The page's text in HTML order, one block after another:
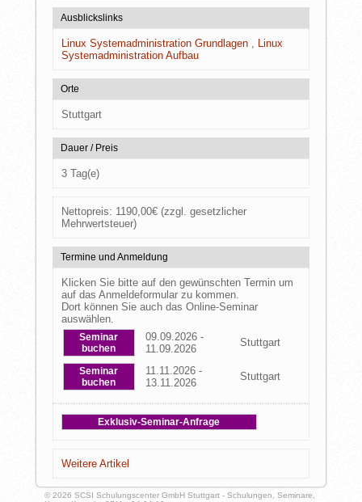
Ausblickslinks
Linux Systemadministration Grundlagen
Linux
Systemadministration Aufbau
Orte
Stuttgart
Dauer / Preis
3 Tag(e)
Nettopreis: 1190,00€(zzgl. gesetzlicher
Mehrwertsteuer)
Termine und Anmeldung
Klicken Sie bitte auf den gewünschten Termin um
auf das Anmeldeformular zu kommen.
Dort können Sie auch das Online-Seminar
auswählen.
Seminar
buchen
09.09.2026 -
11.09.2026
Stuttgart
Seminar
buchen
11.11.2026 -
13.11.2026
Stuttgart
Exklusiv-Seminar-Anfrage
Weitere Artikel
© 2026 SCSI Schulungscenter GmbH Stuttgart - Schulungen, Seminare,